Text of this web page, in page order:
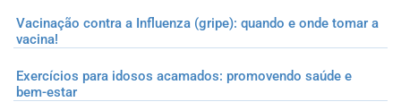
Vacinação contra a Influenza (gripe): quando e onde tomar a
vacina!
Exercícios para idosos acamados: promovendo saúde e
bem-estar